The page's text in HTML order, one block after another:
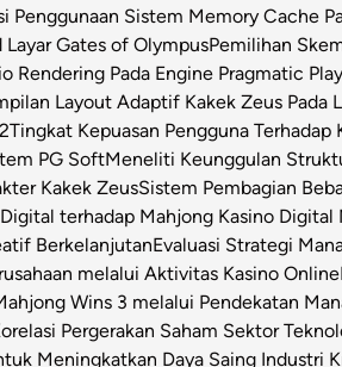
Penggunaan Sistem Memory Cache
Gates of OlympusPemilihan
Rendering Pada Engine Pragmatic Play
Layout Adaptif Kakek Zeus Pada
Tingkat Kepuasan Pengguna
PG SoftMeneliti Keunggulan
Kakek ZeusSistem Pembagian
terhadap Mahjong Kasino Digital
BerkelanjutanEvaluasi Strategi
melalui Aktivitas Kasino Online
Wins 3 melalui Pendekatan
Pergerakan Saham Sektor
Meningkatkan Daya Saing Industri